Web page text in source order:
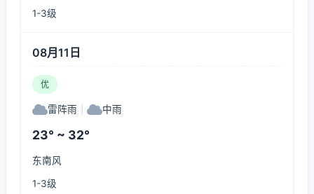
1-3级
08月11日
优
雷阵雨 中雨
23° ~ 32°
东南风
1-3级